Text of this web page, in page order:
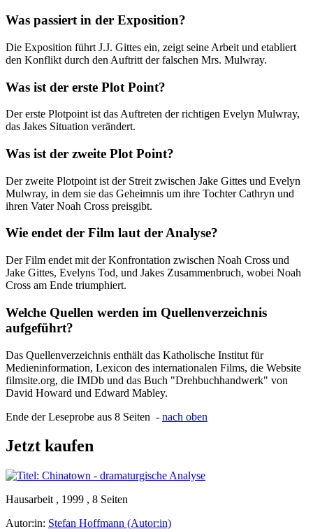
Was passiert in der Exposition?
Die Exposition führt J.J. Gittes ein, zeigt seine Arbeit und etabliert
den Konflikt durch den Auftritt der falschen Mrs. Mulwray.
Was ist der erste Plot Point?
Der erste Plotpoint ist das Auftreten der richtigen Evelyn Mulwray,
das Jakes Situation verändert.
Was ist der zweite Plot Point?
Der zweite Plotpoint ist der Streit zwischen Jake Gittes und Evelyn
Mulwray, in dem sie das Geheimnis um ihre Tochter Cathryn und
ihren Vater Noah Cross preisgibt.
Wie endet der Film laut der Analyse?
Der Film endet mit der Konfrontation zwischen Noah Cross und
Jake Gittes, Evelyns Tod, und Jakes Zusammenbruch, wobei Noah
Cross am Ende triumphiert.
Welche Quellen werden im Quellenverzeichnis
aufgeführt?
Das Quellenverzeichnis enthält das Katholische Institut für
Medieninformation, Lexicon des internationalen Films, die Website
filmsite.org, die IMDb und das Buch "Drehbuchhandwerk" von
David Howard und Edward Mabley.
Ende der Leseprobe aus 8 Seiten - nach oben
Jetzt kaufen
Hausarbeit , 1999 , 8 Seiten
Autor:in: Stefan Hoffmann (Autor:in)